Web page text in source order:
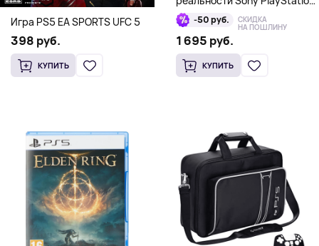
Игра PS5 EA SPORTS UFC 5
398 руб.
КУПИТЬ
VR 2, белый
-50 руб. СКИДКА
НА ПОШЛИНУ
1 695 руб.
КУПИТЬ